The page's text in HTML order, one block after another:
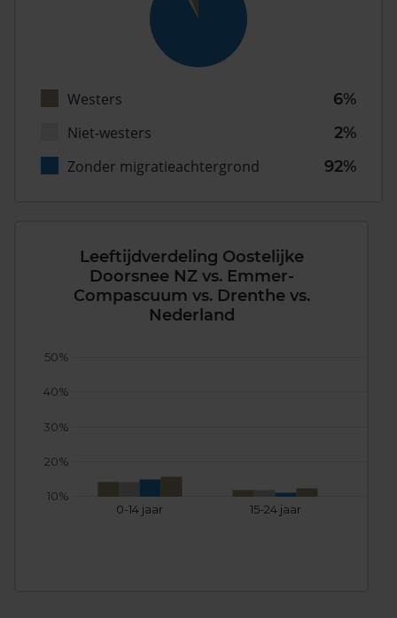
Westers
6%
Niet-westers
2%
Zonder migratieachtergrond
92%
Leeftijdverdeling Oostelijke
Doorsnee NZ vs. Emmer-
Compascuum vs. Drenthe vs.
Nederland
0-14 jaar 15-24 jaar
10%
20%
30%
40%
50%